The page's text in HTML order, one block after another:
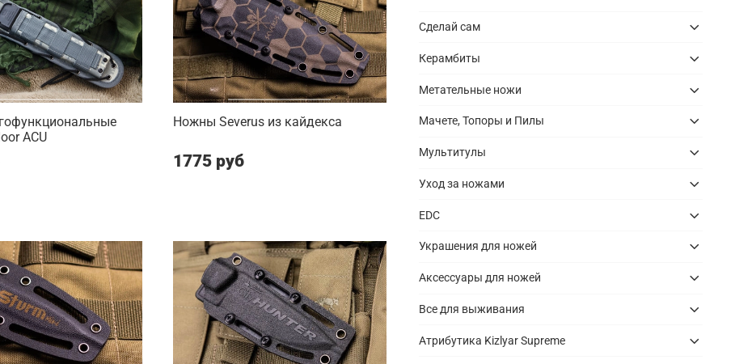
ACU
Ножны Severus из кайдекса
1775 руб
Сделай сам
Керамбиты
Метательные ножи
Мачете, Топоры и Пилы
Мультитулы
Уход за ножами
EDC
Украшения для ножей
Аксессуары для ножей
Все для выживания
Атрибутика Kizlyar Supreme